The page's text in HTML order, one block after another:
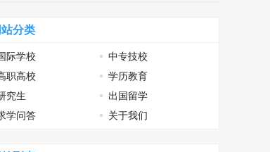
站分类
际学校
中专技校
职高校
学历教育
究生
出国留学
学问答
关于我们